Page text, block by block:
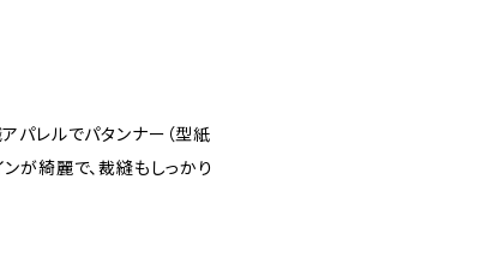
パレルでパタンナー（型紙
が綺麗で、裁縫もしっかり